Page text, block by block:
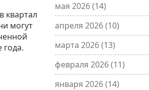
квартал
могут
мая 2026(14)
апреля 2026(10)
марта 2026(13)
февраля 2026(11)
января 2026(14)